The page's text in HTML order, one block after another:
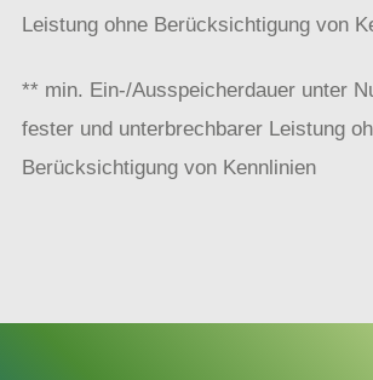
Leistung ohne Berücksichtigung von
** min. Ein-/Ausspeicherdauer unter
fester und unterbrechbarer Leistung
Berücksichtigung von Kennlinien